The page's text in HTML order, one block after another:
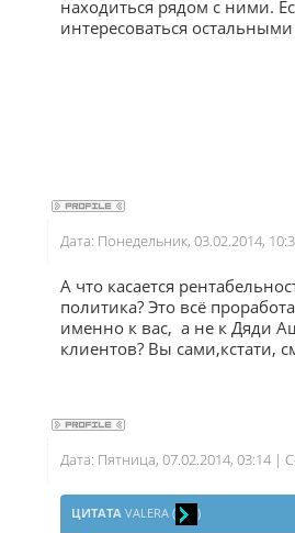
находиться рядом с ними.
интересоваться
Дата: Понедельник, 03.02.2014,
А что касается
политика? Это всё
именно к вас, а не к Дяди
клиентов? Вы сами,кстати,
Дата: Пятница, 07.02.2014, 03:14 |
ЦИТАТА VALERA ( )